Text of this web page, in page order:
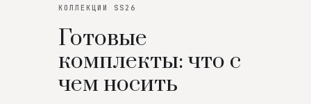
КОЛЛЕКЦИИ SS26
Готовые
комплекты: что с
чем носить